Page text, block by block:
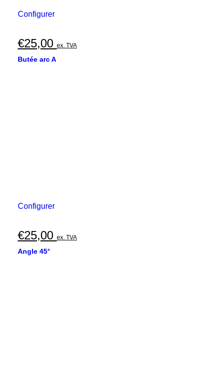
Configurer
€25,00 ex. TVA
Butée arc A
Configurer
€25,00 ex. TVA
Angle 45°